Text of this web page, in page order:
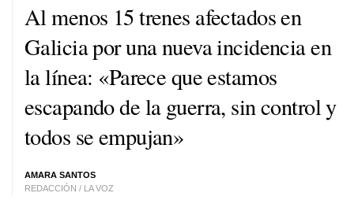
Al menos 15 trenes afectados en
Galicia por una nueva incidencia en
la línea: «Parece que estamos
escapando de la guerra, sin control y
todos se empujan»
AMARA SANTOS
REDACCIÓN / LA VOZ